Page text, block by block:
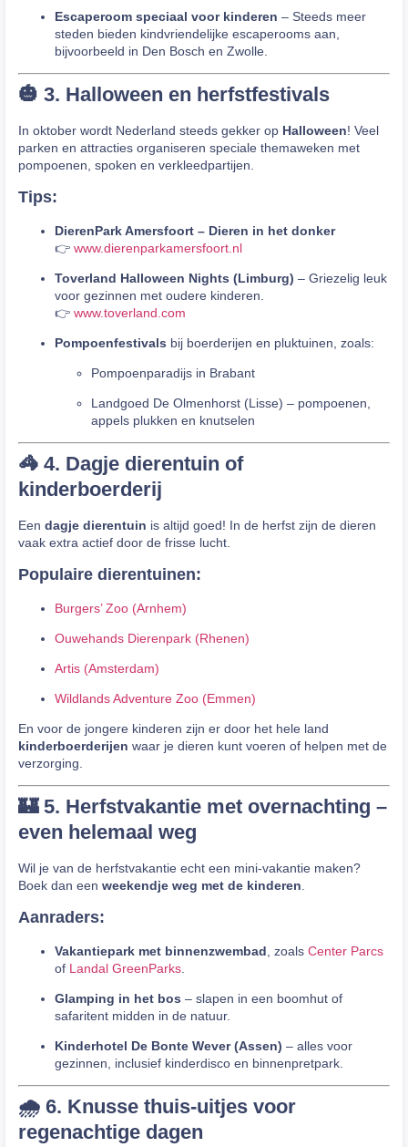
Escaperoom speciaal voor kinderen – Steeds meer
steden bieden kindvriendelijke escaperooms aan,
bijvoorbeeld in Den Bosch en Zwolle.
🎃 3. Halloween en herfstfestivals
In oktober wordt Nederland steeds gekker op Halloween! Veel
parken en attracties organiseren speciale themaweken met
pompoenen, spoken en verkleedpartijen.
Tips:
DierenPark Amersfoort – Dieren in het donker
👉 www.dierenparkamersfoort.nl
Toverland Halloween Nights (Limburg) – Griezelig leuk
voor gezinnen met oudere kinderen.
👉 www.toverland.com
Pompoenfestivals bij boerderijen en pluktuinen, zoals:
Pompoenparadijs in Brabant
Landgoed De Olmenhorst (Lisse) – pompoenen,
appels plukken en knutselen
🦓 4. Dagje dierentuin of
kinderboerderij
Een dagje dierentuin is altijd goed! In de herfst zijn de dieren
vaak extra actief door de frisse lucht.
Populaire dierentuinen:
Burgers’ Zoo (Arnhem)
Ouwehands Dierenpark (Rhenen)
Artis (Amsterdam)
Wildlands Adventure Zoo (Emmen)
En voor de jongere kinderen zijn er door het hele land
kinderboerderijen waar je dieren kunt voeren of helpen met de
verzorging.
🏰 5. Herfstvakantie met overnachting –
even helemaal weg
Wil je van de herfstvakantie echt een mini-vakantie maken?
Boek dan een weekendje weg met de kinderen
Aanraders:
Vakantiepark met binnenzwembad , zoals Center Parcs
of Landal GreenParks
Glamping in het bos – slapen in een boomhut of
safaritent midden in de natuur.
Kinderhotel De Bonte Wever (Assen) – alles voor
gezinnen, inclusief kinderdisco en binnenpretpark.
🌧️ 6. Knusse thuis-uitjes voor
regenachtige dagen